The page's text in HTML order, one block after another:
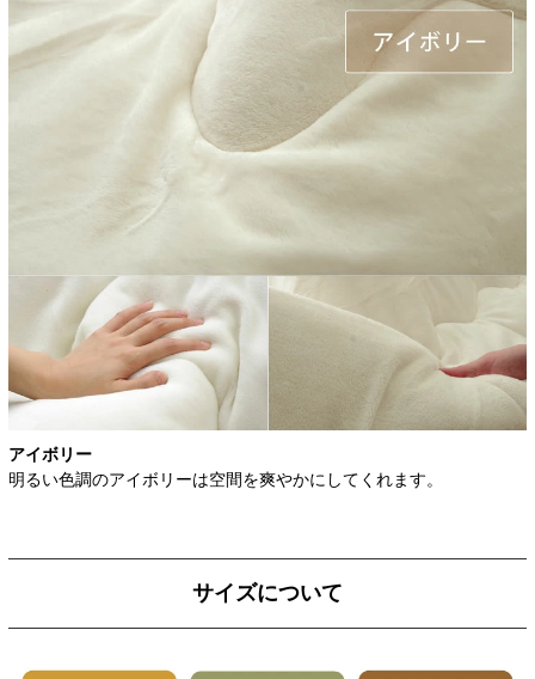
アイボリー
明るい色調のアイボリーは空間を爽やかにしてくれます。
サイズについて